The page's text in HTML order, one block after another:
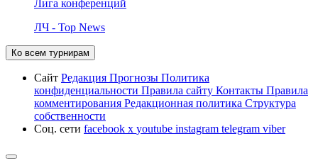
Лига конференций
ЛЧ - Top News
Ко всем турнирам
Сайт Редакция Прогнозы Политика
конфиденциальности Правила сайту Контакты Правила
комментирования Редакционная политика Структура
собственности
Соц. сети facebook x youtube instagram telegram viber